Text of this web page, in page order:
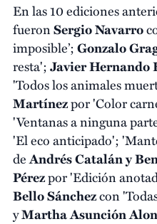
En las 10 ediciones
fueronSergio Navarro
imposible’;Gonzalo
resta';Javier Hernando
'Todos los animales
Martínezpor 'Color
'Ventanas a ninguna
'El eco anticipado';
deAndrés Catalán y
Pérezpor 'Edición
Bello Sánchezcon
yMartha Asunción